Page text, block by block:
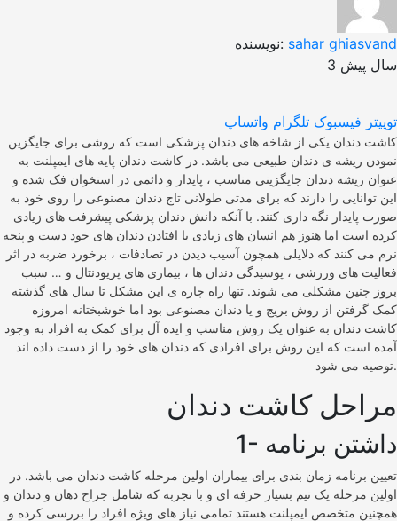
نویسنده: sahar ghiasvand
3 سال پیش
توییتر فیسبوک تلگرام واتساپ
کاشت دندان یکی از شاخه های دندان پزشکی است که روشی برای جایگزین
نمودن ریشه ی دندان طبیعی می باشد. در کاشت دندان پایه های ایمپلنت به
عنوان ریشه دندان جایگزینی مناسب ، پایدار و دائمی در استخوان فک شده و
این توانایی را دارند که برای مدتی طولانی تاج دندان مصنوعی را روی خود به
صورت پایدار نگه داری کنند. با آنکه دانش دندان پزشکی پیشرفت های زیادی
کرده است اما هنوز هم انسان های زیادی با افتادن دندان های خود دست و پنجه
نرم می کنند که دلایلی همچون آسیب دیدن در تصادفات ، برخورد ضربه در اثر
فعالیت های ورزشی ، پوسیدگی دندان ها ، بیماری های پریودنتال و … سبب
بروز چنین مشکلی می شوند. تنها راه چاره ی این مشکل تا سال های گذشته
کمک گرفتن از روش بریج و یا دندان مصنوعی بود اما خوشبختانه امروزه
کاشت دندان به عنوان یک روش مناسب و ایده آل برای کمک به افراد به وجود
آمده است که این روش برای افرادی که دندان های خود را از دست داده اند
توصیه می شود.
مراحل کاشت دندان
1- داشتن برنامه
تعیین برنامه زمان بندی برای بیماران اولین مرحله کاشت دندان می باشد. در
اولین مرحله یک تیم بسیار حرفه ای و با تجربه که شامل جراح دهان و دندان و
همچنین متخصص ایمپلنت هستند تمامی نیاز های ویژه افراد را بررسی کرده و